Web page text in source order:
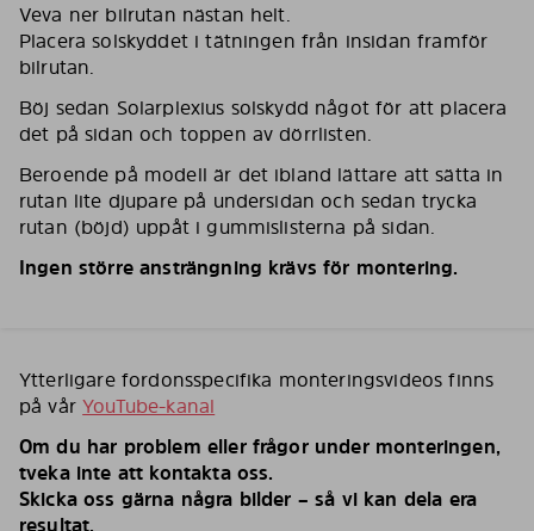
Veva ner bilrutan nästan helt.
Placera solskyddet i tätningen från insidan framför
bilrutan.
Böj sedan Solarplexius solskydd något för att placera
det på sidan och toppen av dörrlisten.
Beroende på modell är det ibland lättare att sätta in
rutan lite djupare på undersidan och sedan trycka
rutan (böjd) uppåt i gummislisterna på sidan.
Ingen större ansträngning krävs för montering.
Ytterligare fordonsspecifika monteringsvideos finns
på vårYouTube-kanal
Om du har problem eller frågor under monteringen,
tveka inte att kontakta oss.
Skicka oss gärna några bilder – så vi kan dela era
resultat.